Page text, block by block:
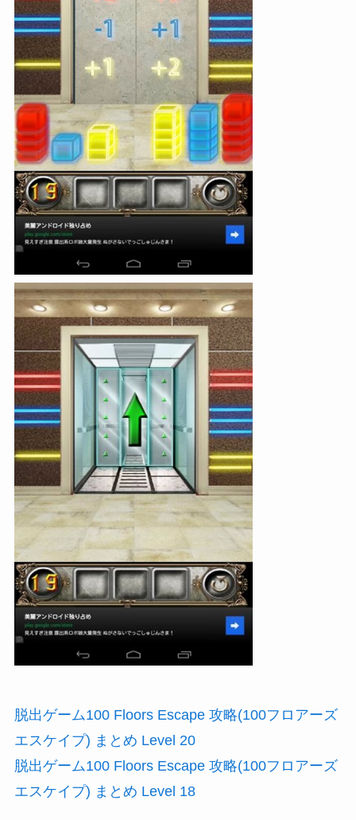
脱出ゲーム100 Floors Escape 攻略(100フロアーズ
エスケイプ) まとめ Level 20
脱出ゲーム100 Floors Escape 攻略(100フロアーズ
エスケイプ) まとめ Level 18